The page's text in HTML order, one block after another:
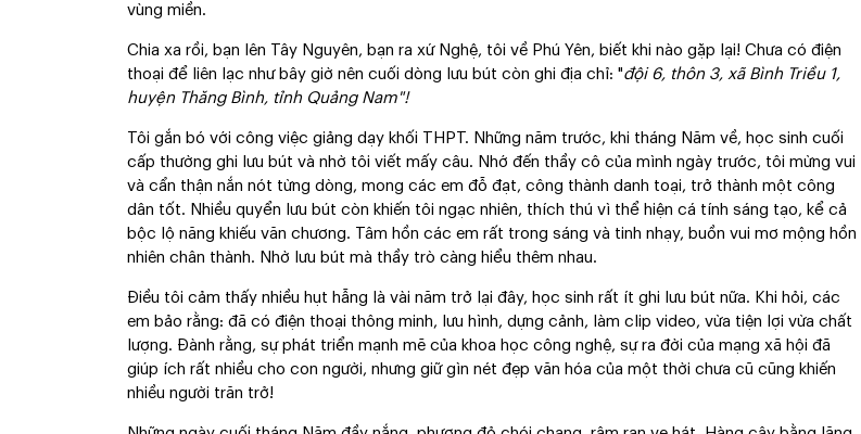
vùng miền.
Chia xa rồi, bạn lên Tây Nguyên, bạn ra xứ Nghệ, tôi về Phú Yên, biết khi nào gặp lại! Chưa có điện
thoại để liên lạc như bây giờ nên cuối dòng lưu bút còn ghi địa chỉ: "đội 6, thôn 3, xã Bình Triều 1,
huyện Thăng Bình, tỉnh Quảng Nam"!
Tôi gắn bó với công việc giảng dạy khối THPT. Những năm trước, khi tháng Năm về, học sinh cuối
cấp thường ghi lưu bút và nhờ tôi viết mấy câu. Nhớ đến thầy cô của mình ngày trước, tôi mừng vui
và cẩn thận nắn nót từng dòng, mong các em đỗ đạt, công thành danh toại, trở thành một công
dân tốt. Nhiều quyển lưu bút còn khiến tôi ngạc nhiên, thích thú vì thể hiện cá tính sáng tạo, kể cả
bộc lộ năng khiếu văn chương. Tâm hồn các em rất trong sáng và tinh nhạy, buồn vui mơ mộng hồn
nhiên chân thành. Nhờ lưu bút mà thầy trò càng hiểu thêm nhau.
Điều tôi cảm thấy nhiều hụt hẫng là vài năm trở lại đây, học sinh rất ít ghi lưu bút nữa. Khi hỏi, các
em bảo rằng: đã có điện thoại thông minh, lưu hình, dựng cảnh, làm clip video, vừa tiện lợi vừa chất
lượng. Đành rằng, sự phát triển mạnh mẽ của khoa học công nghệ, sự ra đời của mạng xã hội đã
giúp ích rất nhiều cho con người, nhưng giữ gìn nét đẹp văn hóa của một thời chưa cũ cũng khiến
nhiều người trăn trở!